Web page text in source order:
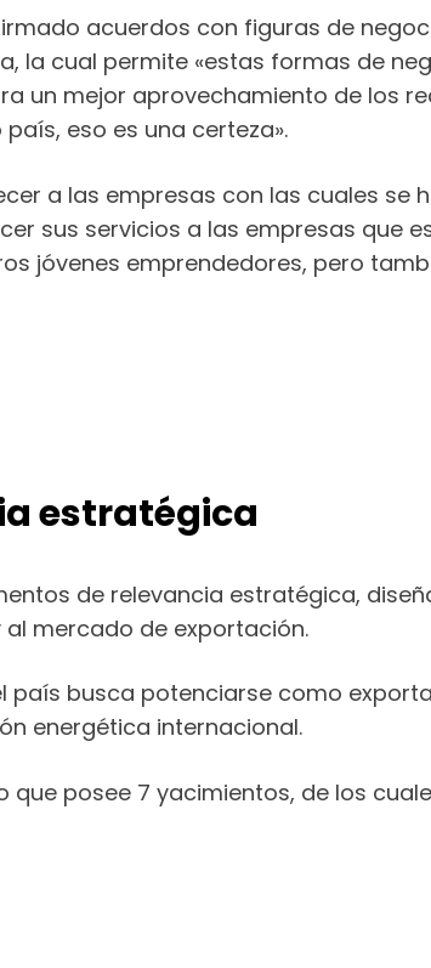
acuerdos con figuras de
la cual permite «estas formas de
un mejor aprovechamiento de los
eso es una certeza».
a las empresas con las cuales se
sus servicios a las empresas que
jóvenes emprendedores, pero
estratégica
de relevancia estratégica,
mercado de exportación.
busca potenciarse como
energética internacional.
posee 7 yacimientos, de los